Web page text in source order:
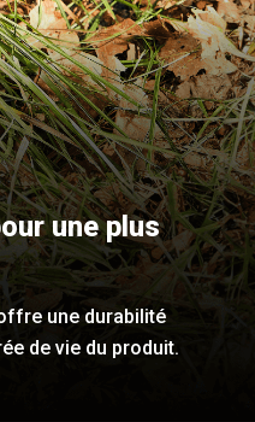
une plus
une durabilité
de vie du produit.